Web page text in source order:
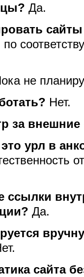
Да.
не
Нет.
за
урл в
ссылки
Да.
сайта